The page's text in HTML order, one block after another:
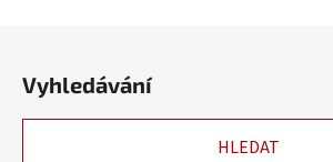
Vyhledávání
HLEDAT